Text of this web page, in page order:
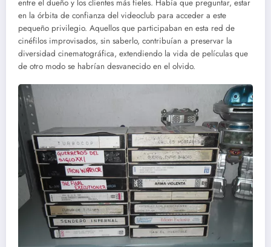
entre el dueño y los clientes más fieles. Había que preguntar, estar
en la órbita de confianza del videoclub para acceder a este
pequeño privilegio. Aquellos que participaban en esta red de
cinéfilos improvisados, sin saberlo, contribuían a preservar la
diversidad cinematográfica, extendiendo la vida de películas que
de otro modo se habrían desvanecido en el olvido.